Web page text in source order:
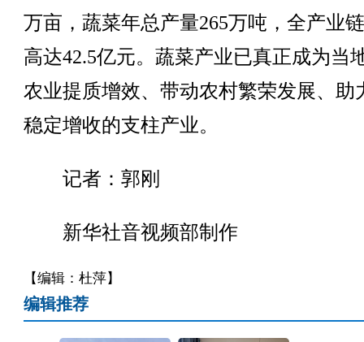
万亩，蔬菜年总产量265万吨，全产业
高达42.5亿元。蔬菜产业已真正成为当
农业提质增效、带动农村繁荣发展、助
稳定增收的支柱产业。
记者：郭刚
新华社音视频部制作
【编辑：杜萍】
编辑推荐